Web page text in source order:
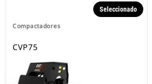
Compactadores
Seleccionado
CVP75